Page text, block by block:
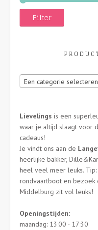
Filter
Een categorie selecteren
Lievelings is een
waar je altijd slaagt voor
cadeaus!
Je vindt ons aan de
heerlijke bakker,
heel veel meer leuks.
rondvaartboot en bezoek
Middelburg zit vol leuks!
Openingstijden:
maandag: 13:00 - 17:30